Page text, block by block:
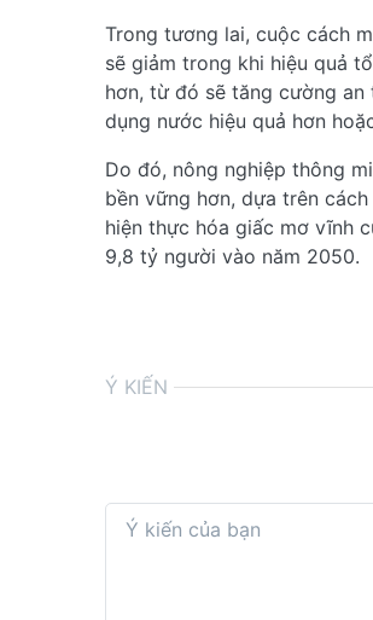
Trong tương lai, cuộc cách
sẽ giảm trong khi hiệu quả
hơn, từ đó sẽ tăng cường
dụng nước hiệu quả hơn
Do đó, nông nghiệp thông
bền vững hơn, dựa trên
hiện thực hóa giấc mơ vĩnh
9,8 tỷ người vào năm 2050.
Ý KIẾN